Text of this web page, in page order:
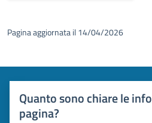
Pagina aggiornata il 14/04/2026
Quanto sono chiare le
pagina?